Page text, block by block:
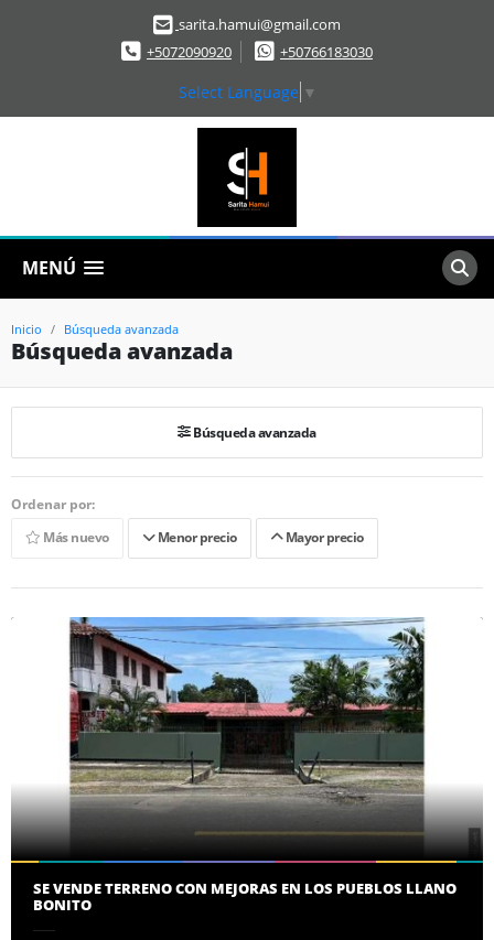
sarita.hamui@gmail.com
+5072090920
+50766183030
Select Language ▼
MENÚ
Inicio Búsqueda avanzada
Búsqueda avanzada
Búsqueda avanzada
Ordenar por:
Más nuevo
Menor precio Mayor precio
SE VENDE TERRENO CON MEJORAS EN LOS PUEBLOS LLANO
BONITO